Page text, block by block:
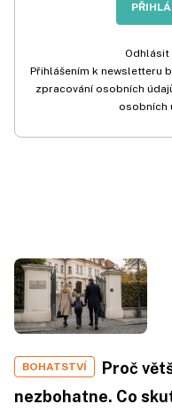
Odhlásit
Přihlášením k newsletteru
zpracování osobních
osobních
BOHATSTVÍ
Proč
nezbohatne. Co